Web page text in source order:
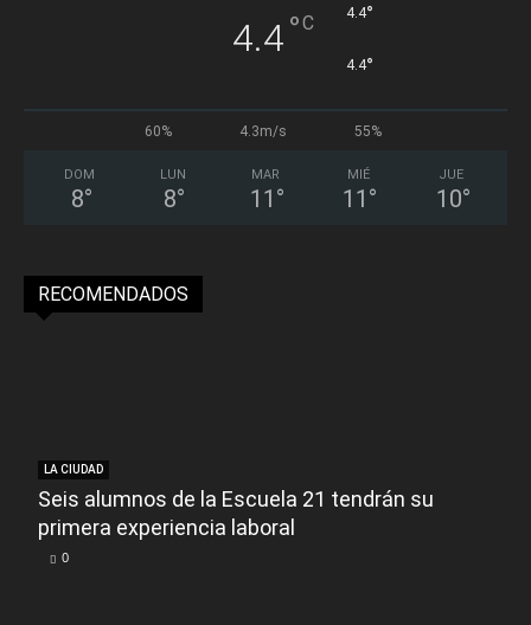
4.4°C 4.4°
4.4°
60% 4.3m/s 55%
DOM
8°
LUN
8°
MAR
11 °
MIÉ
11 °
JUE
10°
RECOMENDADOS
LA CIUDAD
Seis alumnos de la Escuela 21 tendrán su
primera experiencia laboral
0